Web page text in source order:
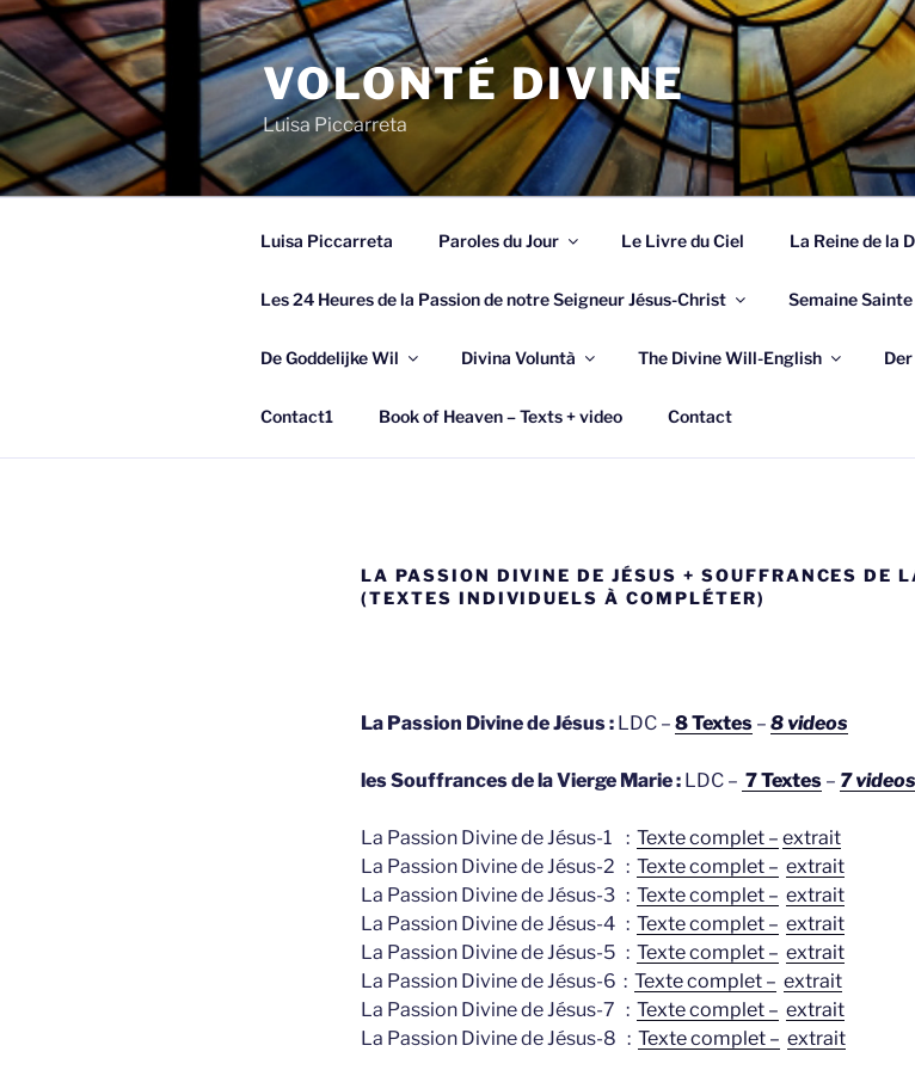
Spring
naar
de
inhoud
VOLONTÉ DIVINE
Luisa Piccarreta
Luisa Piccarreta Paroles du Jour Le Livre du Ciel La Reine de la
Les 24 Heures de la Passion de notre Seigneur Jésus-Christ Semaine
De Goddelijke Wil Divina Voluntà The Divine Will-English
Contact1 Book of Heaven – Texts + video Contact
LA PASSION DIVINE DE JÉSUS + SOUFFRANCES DE
(TEXTES INDIVIDUELS À COMPLÉTER)
La Passion Divine de Jésus : LDC – 8 Textes – 8 videos
les Souffrances de la Vierge Marie : LDC – 7 Textes – 7 videos
La Passion Divine de Jésus-1 : Texte complet – extrait
La Passion Divine de Jésus-2 : Texte complet – extrait
La Passion Divine de Jésus-3 : Texte complet – extrait
La Passion Divine de Jésus-4 : Texte complet – extrait
La Passion Divine de Jésus-5 : Texte complet – extrait
La Passion Divine de Jésus-6 : Texte complet – extrait
La Passion Divine de Jésus-7 : Texte complet – extrait
La Passion Divine de Jésus-8 : Texte complet – extrait